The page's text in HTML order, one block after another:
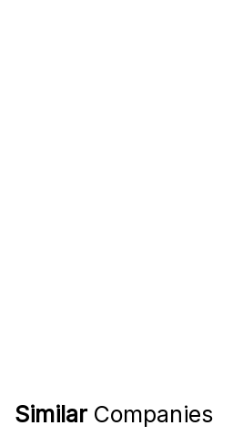
Similar Companies